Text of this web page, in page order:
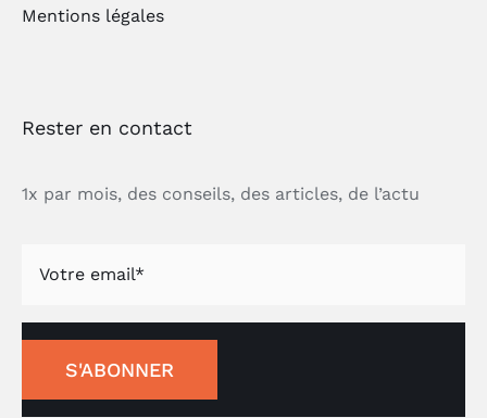
Mentions légales
Rester en contact
1x par mois, des conseils, des articles, de l’actu
S'ABONNER